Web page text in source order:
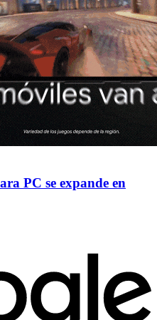
PC se expande en